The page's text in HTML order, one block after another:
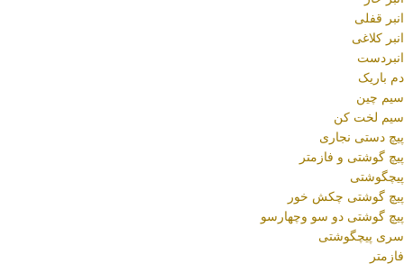
انبر قفلی
انبر کلاغی
انبردست
دم باریک
سیم چین
سیم لخت کن
پیچ دستی نجاری
پیچ گوشتی و فازمتر
پیچگوشتی
پیچ گوشتی چکش خور
پیچ گوشتی دو سو وچهارسو
سری پیچگوشتی
فازمتر